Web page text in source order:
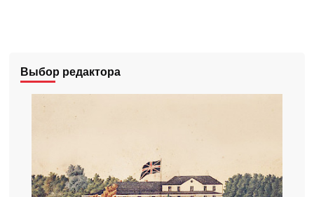
Выбор редактора